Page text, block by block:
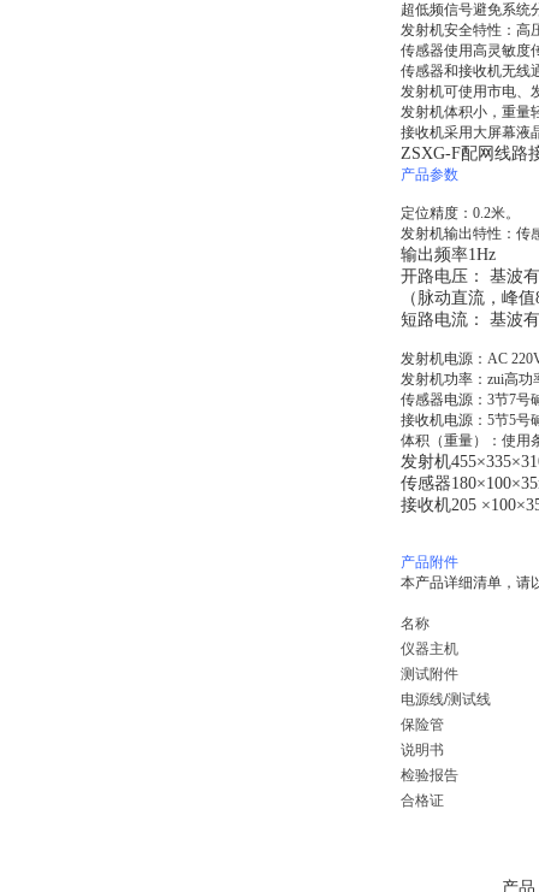
超低频信号避免系统
发射机安全特性：高
传感器使用高灵敏度
传感器和接收机无线
发射机可使用市电、
发射机体积小，重量
接收机采用大屏幕液
ZSXG-F配网线路
产品参数
定位精度：0.2米。
发射机输出特性：传
输出频率1Hz
开路电压： 基波
（脉动直流，峰
短路电流： 基波
发射机电源：AC
发射机功率：zui高功
传感器电源：3节7号
接收机电源：5节5号
体积（重量）：使用
发射机
传感器
接收机205
产品附件
本产品详细清单，请
名称
仪器主机
测试附件
电源线/测试线
保险管
说明书
检验报告
合格证
产品